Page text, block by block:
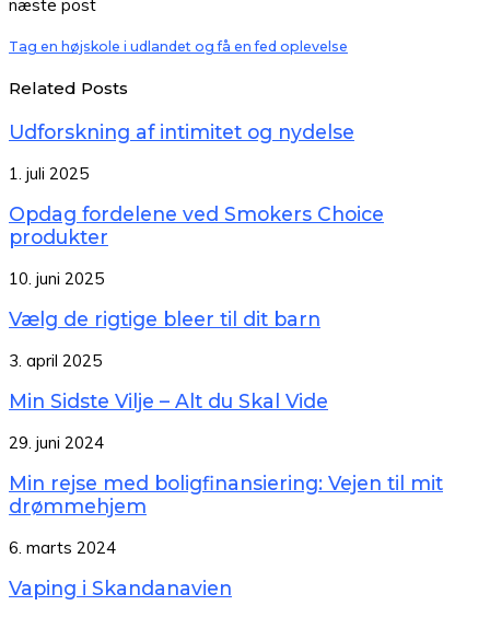
næste post
Tag en højskole i udlandet og få en fed oplevelse
Related Posts
Udforskning af intimitet og nydelse
1. juli 2025
Opdag fordelene ved Smokers Choice
produkter
10. juni 2025
Vælg de rigtige bleer til dit barn
3. april 2025
Min Sidste Vilje – Alt du Skal Vide
29. juni 2024
Min rejse med boligfinansiering: Vejen til mit
drømmehjem
6. marts 2024
Vaping i Skandanavien